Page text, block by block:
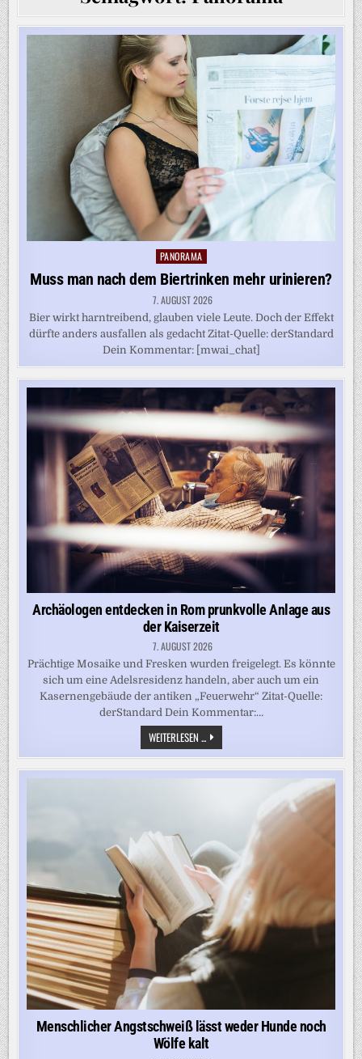
Posted
in
PANORAMA
Muss man nach dem Biertrinken mehr urinieren?
7. AUGUST 2026
Bier wirkt harntreibend, glauben viele Leute. Doch der Effekt
dürfte anders ausfallen als gedacht Zitat-Quelle: derStandard
Dein Kommentar: [mwai_chat]
Archäologen entdecken in Rom prunkvolle Anlage aus
der Kaiserzeit
7. AUGUST 2026
Prächtige Mosaike und Fresken wurden freigelegt. Es könnte
sich um eine Adelsresidenz handeln, aber auch um ein
Kasernengebäude der antiken „Feuerwehr“ Zitat-Quelle:
derStandard Dein Kommentar:…
WEITERLESEN ...ARCHÄOLOGEN
ENTDECKEN
IN
ROM
Menschlicher Angstschweiß lässt weder Hunde noch
Wölfe kalt